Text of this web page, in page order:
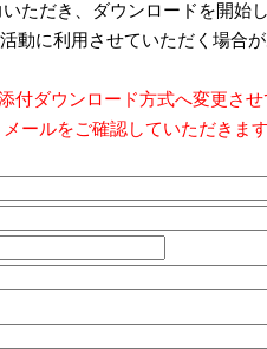
ただき、ダウンロードを開始し
動に利用させていただく場合が
ダウンロード方式へ変更させ
ールをご確認していただきま